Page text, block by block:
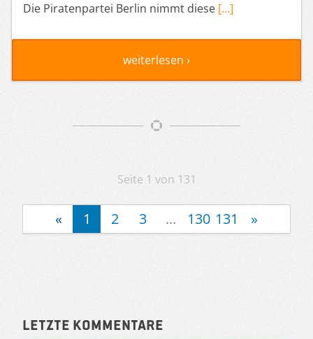
Die Piratenpartei Berlin nimmt diese […]
weiterlesen ›
Artikelnavigation
Seite 1 von 131
« 1 2 3 ... 130 131 »
Sidebar
Letzte Kommentare